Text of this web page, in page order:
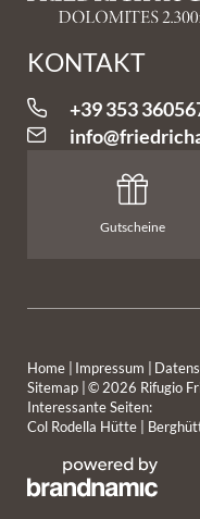
DIE HÜTTE
KONTAKT
+39 353
info@
Gutscheine
Home Impressum
Sitemap © 2026 Rifugio
Interessante Seiten:
Col Rodella Hütte